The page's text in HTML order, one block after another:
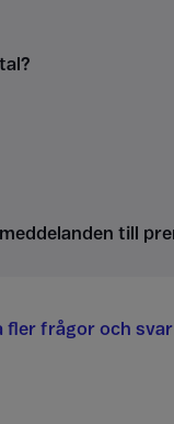
till
fler frågor och svar